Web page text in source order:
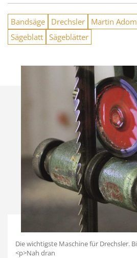
Bandsäge Drechsler Martin
Sägeblatt Sägeblätter
Die wichtigste Maschine für Drechsler.
<p>Nah dran